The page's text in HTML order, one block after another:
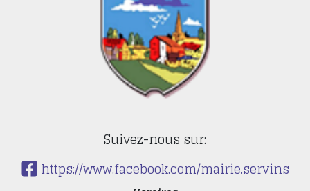
Suivez-nous sur:
https://www.facebook.com/mairie.servins